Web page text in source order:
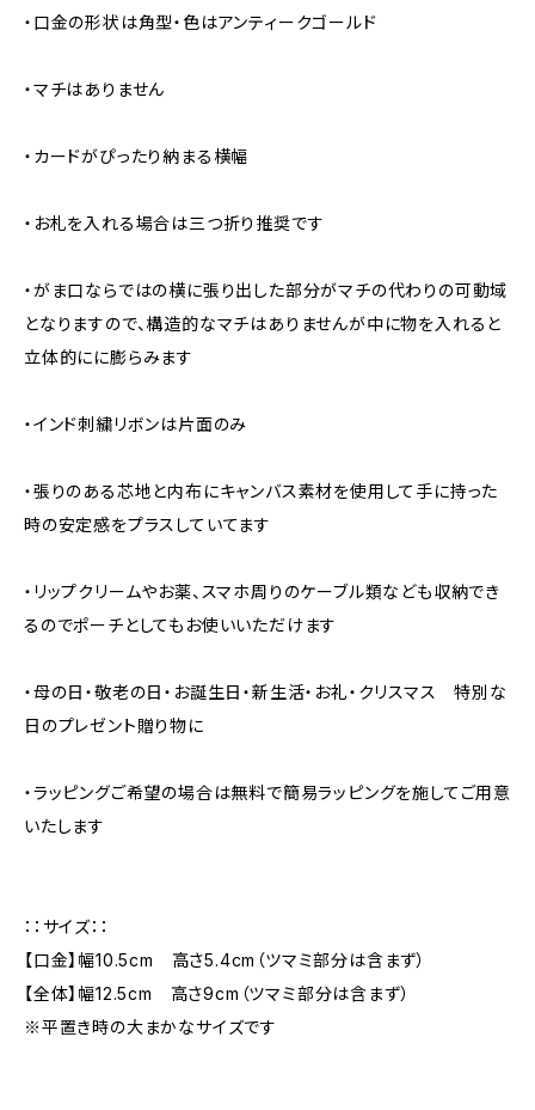
・口金の形状は角型・色はアンティークゴールド
・マチはありません
・カードがぴったり納まる横幅
・お札を入れる場合は三つ折り推奨です
・がま口ならではの横に張り出した部分がマチの代わりの可動域
となりますので、構造的なマチはありませんが中に物を入れると
立体的にに膨らみます
・インド刺繍リボンは片面のみ
・張りのある芯地と内布にキャンバス素材を使用して手に持った
時の安定感をプラスしていてます
・リップクリームやお薬、スマホ周りのケーブル類なども収納でき
るのでポーチとしてもお使いいただけます
・母の日・敬老の日・お誕生日・新生活・お礼・クリスマス 特別な
日のプレゼント贈り物に
・ラッピングご希望の場合は無料で簡易ラッピングを施してご用意
いたします
：：サイズ：：
【口金】幅10.5cm 高さ5.4cm（ツマミ部分は含まず）
【全体】幅12.5cm 高さ9cm（ツマミ部分は含まず）
※平置き時の大まかなサイズです